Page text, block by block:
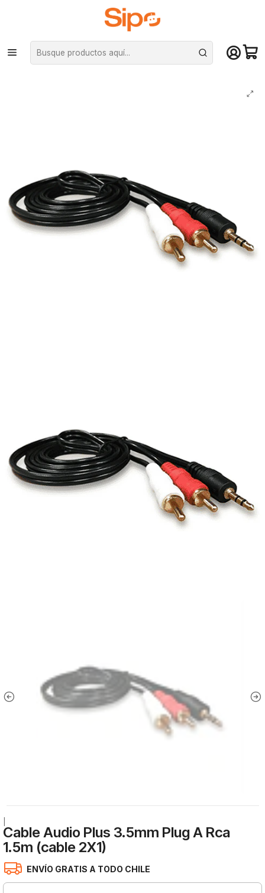
¡Compra hasta mediodía y recibe hoy! De lunes a sábado en el gran
Santiago. Envío gratis desde $29.990
Inicio Audio y música Cables de audio y adaptadores
Cable Audio Plus 3.5mm Plug A Rca 1.5m (cable 2X1)
Cable Audio Plus 3.5mm Plug A Rca
1.5m (cable 2X1)
ENVÍO GRATIS A TODO CHILE